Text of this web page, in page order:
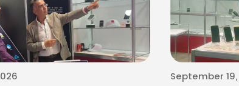
September